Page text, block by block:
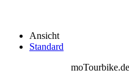
Ansicht
Standard